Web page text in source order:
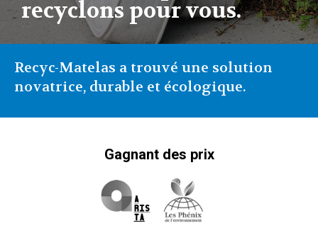
recyclons pour vous.
Recyc-Matelas a trouvé une solution
novatrice, durable et écologique.
Gagnant des prix